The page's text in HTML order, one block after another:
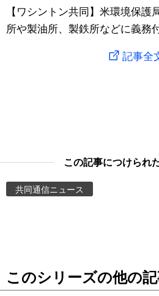
文化
動画/Live
Images
People
スポーツ・東京2020
【ワシントン共同】米環境保
所や製油所、製鉄所などに義務
記事全
この記事につけられ
共同通信ニュース
このシリーズの他の